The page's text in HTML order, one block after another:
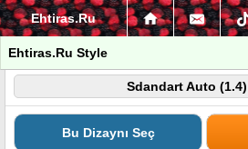
Ehtiras.Ru
Ehtiras.Ru Style
Sdandart Auto
Bu Dizaynı Seç